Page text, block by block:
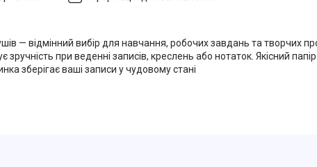
— відмінний вибір для навчання, робочих завдань та творчих
при веденні записів, креслень або нотаток. Якісний
зберігає ваші записи у чудовому стані